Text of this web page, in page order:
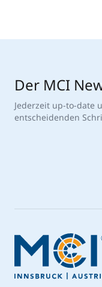
Der MCI
Jederzeit up-to-date
entscheidenden